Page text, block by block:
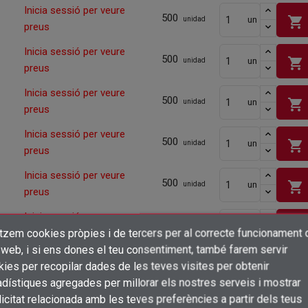
Afegir a la llista de desitjos×
Crear una llista de desitjos ×
Nom de la llista de desitjos
se
Cal que connecteu per a desar els productes a la vostra llista de desitjos.
cookies pròpies i de tercers per al correcte funcionament
i si ens dones el teu consentiment, també farem servir
per recopilar dades de les teves visites per obtenir
agregades per millorar els nostres serveis i mostrar
relacionada amb les teves preferències a partir dels teus
Inicia sessió per veure
preus
500 unidad un shopping_cart
Inicia sessió per veure
preus
500 unidad un shopping_cart
Inicia sessió per veure
preus
500 unidad un shopping_cart
Inicia sessió per veure
preus
500 unidad un shopping_cart
Inicia sessió per veure
preus
500 unidad un shopping_cart
Inicia sessió per veure
preus
shopping_cart
500 unidad un